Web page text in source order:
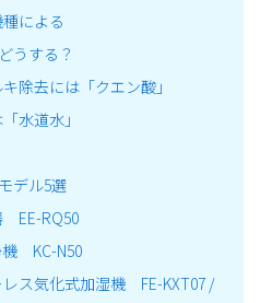
による
うする？
除去には「クエン酸」
水道水」
デル5選
EE-RQ50
KC-N50
ス気化式加湿機 FE-KXT07 /